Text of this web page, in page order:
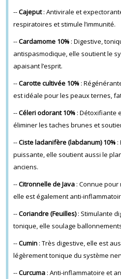
--Cajeput: Antivirale et
respiratoires et stimule l’immunité.
--Cardamome 10% : Digestive,
antispasmodique, elle soutient le
apaisant l’esprit.
--Carotte cultivée 10% :
est idéale pour les peaux ternes,
--Céleri odorant 10% : Détoxifiante
éliminer les taches brunes et
--Ciste ladanifère (labdanum) 10% :
puissante, elle soutient aussi le
anciens.
--Citronnelle de Java : Connue
elle est également anti-
--Coriandre (Feuilles): Stimulante
tonique, elle soulage
--Cumin : Très digestive, elle est
légèrement tonique du système
--Curcuma : Anti-inflammatoire et